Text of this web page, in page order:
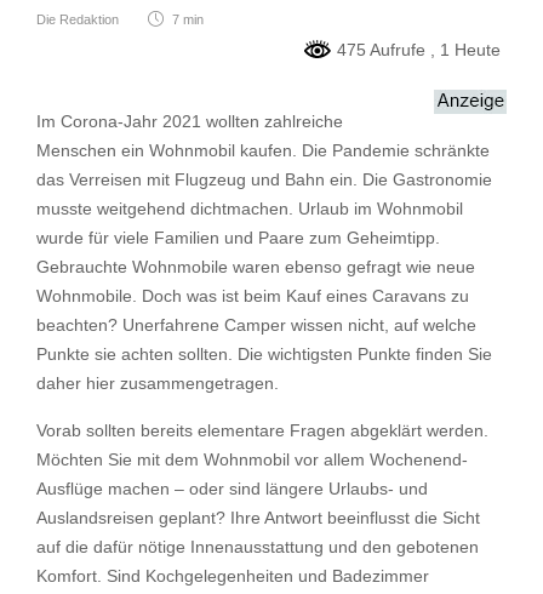
Die Redaktion 7 min
475 Aufrufe , 1 Heute
Im Corona-Jahr 2021 wollten zahlreiche
Menschen ein Wohnmobil kaufen. Die Pandemie schränkte
das Verreisen mit Flugzeug und Bahn ein. Die Gastronomie
musste weitgehend dichtmachen. Urlaub im Wohnmobil
wurde für viele Familien und Paare zum Geheimtipp.
Gebrauchte Wohnmobile waren ebenso gefragt wie neue
Wohnmobile. Doch was ist beim Kauf eines Caravans zu
beachten? Unerfahrene Camper wissen nicht, auf welche
Punkte sie achten sollten. Die wichtigsten Punkte finden Sie
daher hier zusammengetragen.
Vorab sollten bereits elementare Fragen abgeklärt werden.
Möchten Sie mit dem Wohnmobil vor allem Wochenend-
Ausflüge machen – oder sind längere Urlaubs- und
Auslandsreisen geplant? Ihre Antwort beeinflusst die Sicht
auf die dafür nötige Innenausstattung und den gebotenen
Komfort. Sind Kochgelegenheiten und Badezimmer